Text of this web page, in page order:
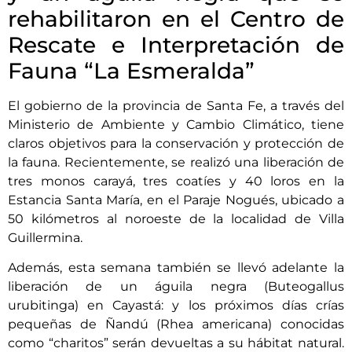
rehabilitaron en el Centro de
Rescate e Interpretación de
Fauna “La Esmeralda”
El gobierno de la provincia de Santa Fe, a través del
Ministerio de Ambiente y Cambio Climático, tiene
claros objetivos para la conservación y protección de
la fauna. Recientemente, se realizó una liberación de
tres monos carayá, tres coatíes y 40 loros en la
Estancia Santa María, en el Paraje Nogués, ubicado a
50 kilómetros al noroeste de la localidad de Villa
Guillermina.
Además, esta semana también se llevó adelante la
liberación de un águila negra (Buteogallus
urubitinga) en Cayastá: y los próximos días crías
pequeñas de Ñandú (Rhea americana) conocidas
como “charitos” serán devueltas a su hábitat natural.